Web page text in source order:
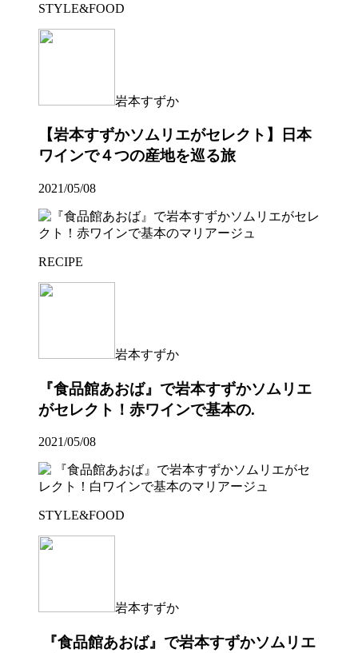
STYLE&FOOD
岩本すずか
【岩本すずかソムリエがセレクト】日本
ワインで４つの産地を巡る旅
2021/05/08
RECIPE
岩本すずか
『食品館あおば』で岩本すずかソムリエ
がセレクト！赤ワインで基本の.
2021/05/08
STYLE&FOOD
岩本すずか
『食品館あおば』で岩本すずかソムリエ